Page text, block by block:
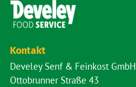
Kontakt
Develey Senf & Feinkost GmbH
Ottobrunner Straße 43